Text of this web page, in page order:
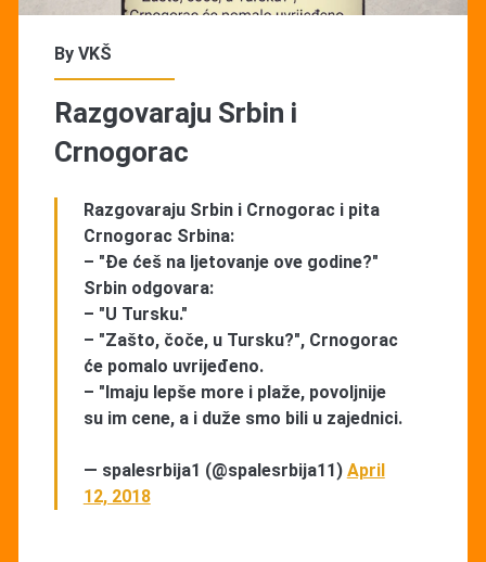
By VKŠ
Razgovaraju Srbin i
Crnogorac
Razgovaraju Srbin i Crnogorac i pita
Crnogorac Srbina:
– "Đe ćeš na ljetovanje ove godine?"
Srbin odgovara:
– "U Tursku."
– "Zašto, čoče, u Tursku?", Crnogorac
će pomalo uvrijeđeno.
– "Imaju lepše more i plaže, povoljnije
su im cene, a i duže smo bili u zajednici.
— spalesrbija1 (@spalesrbija11) April
12, 2018